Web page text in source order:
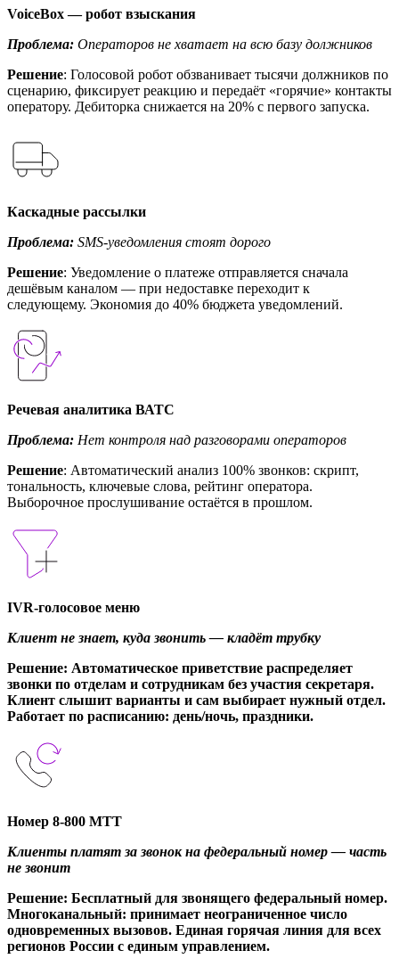
VoiceBox — робот взыскания
Проблема: Операторов не хватает на всю базу должников
Решение: Голосовой робот обзванивает тысячи должников по
сценарию, фиксирует реакцию и передаёт «горячие» контакты
оператору. Дебиторка снижается на 20% с первого запуска.
Каскадные рассылки
Проблема: SMS-уведомления стоят дорого
Решение: Уведомление о платеже отправляется сначала
дешёвым каналом — при недоставке переходит к
следующему. Экономия до 40% бюджета уведомлений.
Речевая аналитика ВАТС
Проблема: Нет контроля над разговорами операторов
Решение: Автоматический анализ 100% звонков: скрипт,
тональность, ключевые слова, рейтинг оператора.
Выборочное прослушивание остаётся в прошлом.
IVR-голосовое меню
Клиент не знает, куда звонить — кладёт трубку
Решение: Автоматическое приветствие распределяет
звонки по отделам и сотрудникам без участия секретаря.
Клиент слышит варианты и сам выбирает нужный отдел.
Работает по расписанию: день/ночь, праздники.
Номер 8-800 МТТ
Клиенты платят за звонок на федеральный номер — часть
не звонит
Решение: Бесплатный для звонящего федеральный номер.
Многоканальный: принимает неограниченное число
одновременных вызовов. Единая горячая линия для всех
регионов России с единым управлением.